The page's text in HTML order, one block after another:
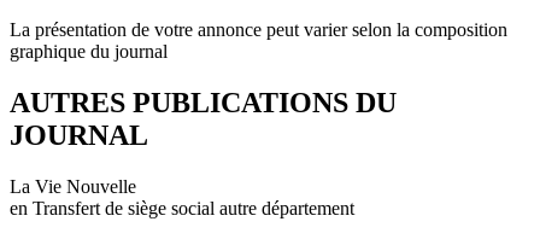
La présentation de votre annonce peut varier selon la composition
graphique du journal
AUTRES PUBLICATIONS DU
JOURNAL
La Vie Nouvelle
en Transfert de siège social autre département